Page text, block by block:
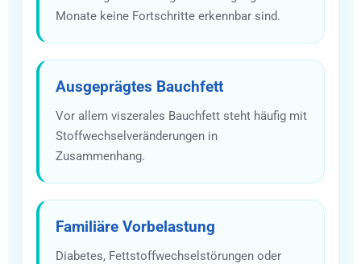
Monate keine Fortschritte erkennbar sind.
Ausgeprägtes Bauchfett
Vor allem viszerales Bauchfett steht häufig mit
Stoffwechselveränderungen in
Zusammenhang.
Familiäre Vorbelastung
Diabetes, Fettstoffwechselstörungen oder